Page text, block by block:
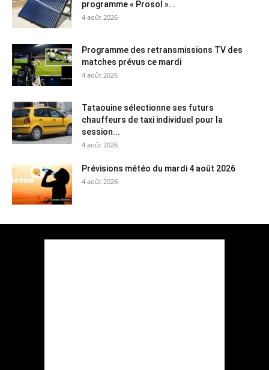
programme « Prosol »...
4 août 2026
Programme des retransmissions TV des
matches prévus ce mardi
4 août 2026
Tataouine sélectionne ses futurs
chauffeurs de taxi individuel pour la
session...
4 août 2026
Prévisions météo du mardi 4 août 2026
4 août 2026